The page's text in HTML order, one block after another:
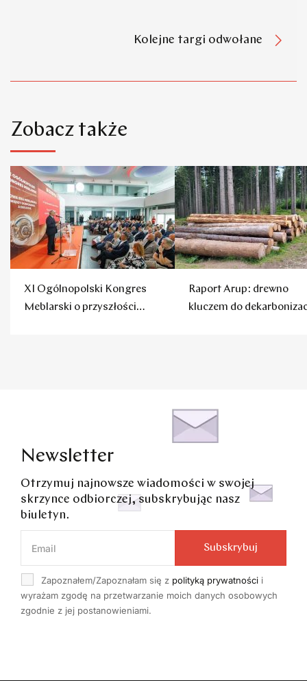
Kolejne targi odwołane
Zobacz także
XI Ogólnopolski Kongres
Meblarski o przyszłości
Raport Arup: drewno
kluczem do
Newsletter
Otrzymuj najnowsze wiadomości w swojej
skrzynce odbiorczej, subskrybując nasz
biuletyn.
Zapoznałem/Zapoznałam się z polityką prywatności i
wyrażam zgodę na przetwarzanie moich danych osobowych
zgodnie z jej postanowieniami.
Subskrybuj